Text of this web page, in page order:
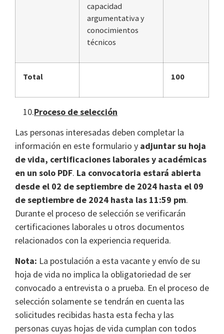
capacidad
argumentativa y
conocimientos
técnicos
Total 100
10.Proceso de selección
Las personas interesadas deben completar la
información en este formulario y adjuntar su hoja
de vida, certificaciones laborales y académicas
en un solo PDF. La convocatoria estará abierta
desde el 02 de septiembre de 2024 hasta el 09
de septiembre de 2024 hasta las 11:59 pm.
Durante el proceso de selección se verificarán
certificaciones laborales u otros documentos
relacionados con la experiencia requerida.
Nota: La postulación a esta vacante y envío de su
hoja de vida no implica la obligatoriedad de ser
convocado a entrevista o a prueba. En el proceso de
selección solamente se tendrán en cuenta las
solicitudes recibidas hasta esta fecha y las
personas cuyas hojas de vida cumplan con todos